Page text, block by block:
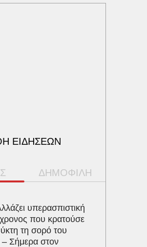
ΕΙΔΗΣΕΩΝ
ΔΗΜΟΦΙΛΗ
υπερασπιστική
που κρατούσε
τη σορό του
– Σήμερα στον